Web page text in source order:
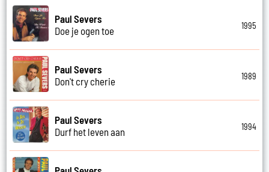
Paul Severs
Doe je ogen toe
1995
Paul Severs
Don't cry cherie
1989
Paul Severs
Durf het leven aan
1994